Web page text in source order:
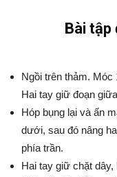
Bài tập
Ngồi trên thảm.
Hai tay giữ đoạn
Hóp bụng lại và ấn
dưới, sau đó nâng
phía trần.
Hai tay giữ chặt